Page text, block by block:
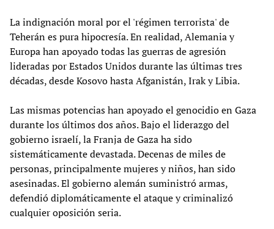
La indignación moral por el 'régimen terrorista' de
Teherán es pura hipocresía. En realidad, Alemania y
Europa han apoyado todas las guerras de agresión
lideradas por Estados Unidos durante las últimas tres
décadas, desde Kosovo hasta Afganistán, Irak y Libia.
Las mismas potencias han apoyado el genocidio en Gaza
durante los últimos dos años. Bajo el liderazgo del
gobierno israelí, la Franja de Gaza ha sido
sistemáticamente devastada. Decenas de miles de
personas, principalmente mujeres y niños, han sido
asesinadas. El gobierno alemán suministró armas,
defendió diplomáticamente el ataque y criminalizó
cualquier oposición seria.